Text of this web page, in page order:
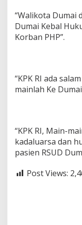
“Walikota Dumai
Dumai Kebal
Korban PHP”.
“KPK RI ada
mainlah Ke
“KPK RI, Main-
kadaluarsa dan
pasien RSUD
Post Views: